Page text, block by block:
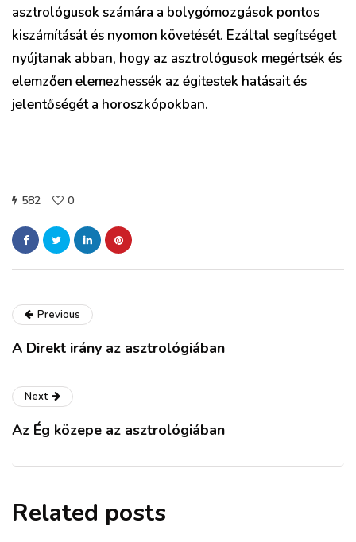
asztrológusok számára a bolygómozgások pontos
kiszámítását és nyomon követését. Ezáltal segítséget
nyújtanak abban, hogy az asztrológusok megértsék és
elemzően elemezhessék az égitestek hatásait és
jelentőségét a horoszkópokban.
582 0
Previous
A Direkt irány az asztrológiában
Next
Az Ég közepe az asztrológiában
Related posts